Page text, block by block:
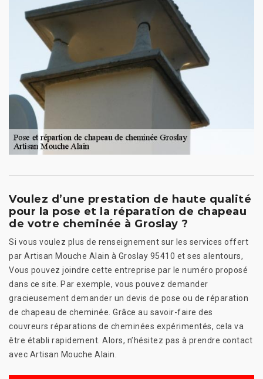
Voulez d’une prestation de haute qualité
pour la pose et la réparation de chapeau
de votre cheminée à Groslay ?
Si vous voulez plus de renseignement sur les services offert
par Artisan Mouche Alain à Groslay 95410 et ses alentours,
Vous pouvez joindre cette entreprise par le numéro proposé
dans ce site. Par exemple, vous pouvez demander
gracieusement demander un devis de pose ou de réparation
de chapeau de cheminée. Grâce au savoir-faire des
couvreurs réparations de cheminées expérimentés, cela va
être établi rapidement. Alors, n’hésitez pas à prendre contact
avec Artisan Mouche Alain.